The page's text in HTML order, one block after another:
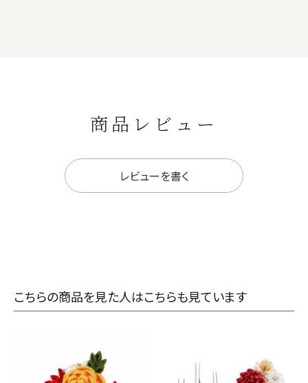
商品レビュー
レビューを書く
こちらの商品を見た人はこちらも見ています